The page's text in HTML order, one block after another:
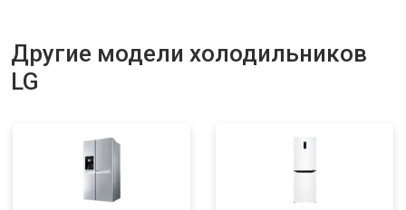
Замена нагревателя испарителя от 2550 ₽ Заказать
Замена нагревателя оттайки
Устранение утечки хладагента
Другие модели холодильников
LG